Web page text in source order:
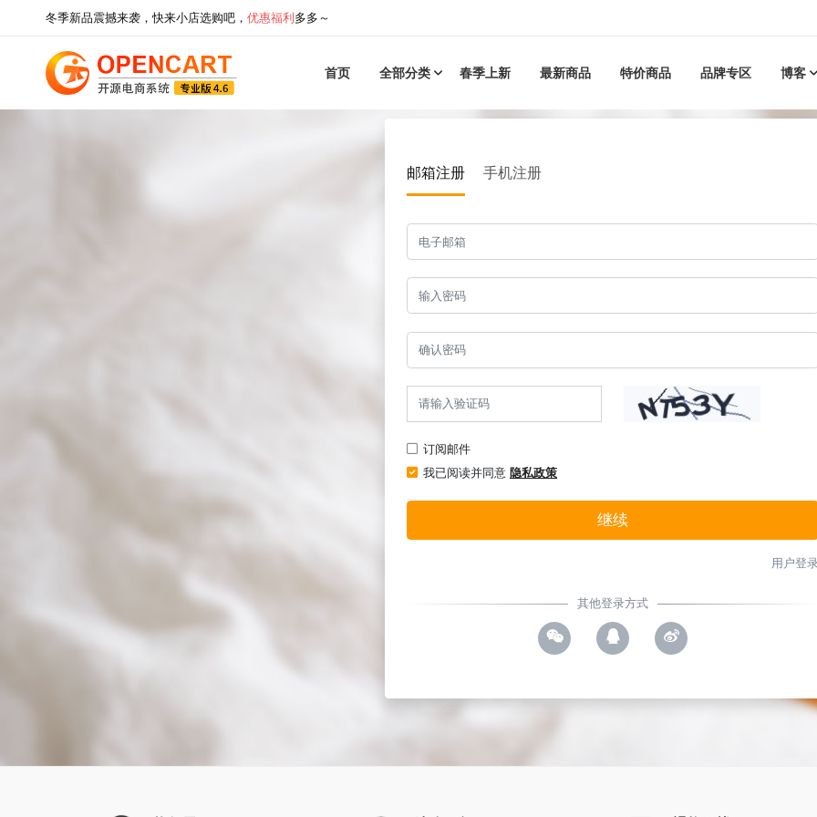
冬季新品震撼来袭，快来小店选购吧， 优惠福利 多多～
首页 全部分类 春季上新 最新商品 特价商品 品牌专区 博客
邮箱注册 手机注册
订阅邮件
我已阅读并同意 隐私政策
继续
用户登
其他登录方式